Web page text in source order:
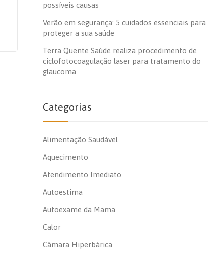
possíveis causas
Verão em segurança: 5 cuidados essenciais para
proteger a sua saúde
Terra Quente Saúde realiza procedimento de
ciclofotocoagulação laser para tratamento do
glaucoma
Categorias
Alimentação Saudável
Aquecimento
Atendimento Imediato
Autoestima
Autoexame da Mama
Calor
Câmara Hiperbárica